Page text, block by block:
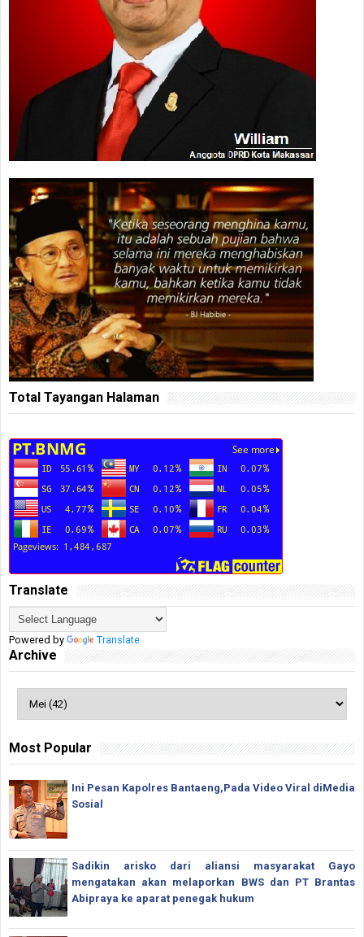
Total Tayangan Halaman
Translate
Powered by Translate
Archive
Most Popular
Ini Pesan Kapolres Bantaeng,Pada Video Viral diMedia
Sosial
Sadikin arisko dari aliansi masyarakat Gayo
mengatakan akan melaporkan BWS dan PT Brantas
Abipraya ke aparat penegak hukum